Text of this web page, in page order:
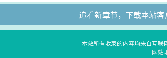
追看新章节，下载本站
本站所有收录的内容均来自互联
网站